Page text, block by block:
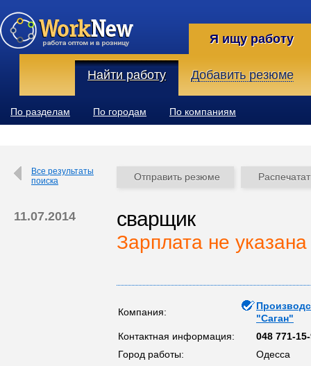
Я ищу работу
Найти работу Добавить резюме
По разделам По городам По компаниям
Все результаты
поиска
Отправить резюме
11.07.2014 сварщик
Зарплата не указана
Компания:
"Саган"
Контактная информация:
048 771-
Город работы:
Одесса